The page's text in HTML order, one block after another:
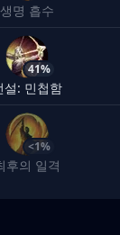
생명 흡수
41%
설: 민첩함
<1%
후의 일격